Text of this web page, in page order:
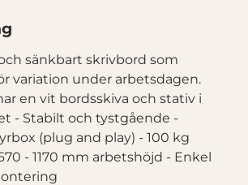
sänkbart skrivbord som
variation under arbetsdagen.
en vit bordsskiva och stativ i
- Stabilt och tystgående -
(plug and play) - 100 kg
- 1170 mm arbetshöjd - Enkel